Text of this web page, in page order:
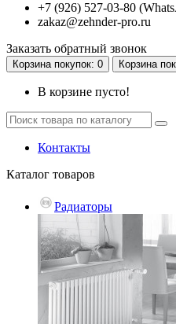
+7 (926) 527-03-80
zakaz@zehnder-pro.ru
Заказать обратный звонок
Корзинапокупок: 0 Корзина
В корзине пусто!
Контакты
Каталог товаров
Радиаторы